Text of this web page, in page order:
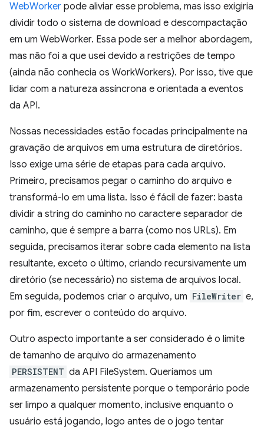
WebWorker pode aliviar esse problema, mas isso exigiria
dividir todo o sistema de download e descompactação
em um WebWorker. Essa pode ser a melhor abordagem,
mas não foi a que usei devido a restrições de tempo
(ainda não conhecia os WorkWorkers). Por isso, tive que
lidar com a natureza assíncrona e orientada a eventos
da API.
Nossas necessidades estão focadas principalmente na
gravação de arquivos em uma estrutura de diretórios.
Isso exige uma série de etapas para cada arquivo.
Primeiro, precisamos pegar o caminho do arquivo e
transformá-lo em uma lista. Isso é fácil de fazer: basta
dividir a string do caminho no caractere separador de
caminho, que é sempre a barra (como nos URLs). Em
seguida, precisamos iterar sobre cada elemento na lista
resultante, exceto o último, criando recursivamente um
diretório (se necessário) no sistema de arquivos local.
Em seguida, podemos criar o arquivo, um FileWriter e,
por fim, escrever o conteúdo do arquivo.
Outro aspecto importante a ser considerado é o limite
de tamanho de arquivo do armazenamento
PERSISTENT da API FileSystem. Queríamos um
armazenamento persistente porque o temporário pode
ser limpo a qualquer momento, inclusive enquanto o
usuário está jogando, logo antes de o jogo tentar